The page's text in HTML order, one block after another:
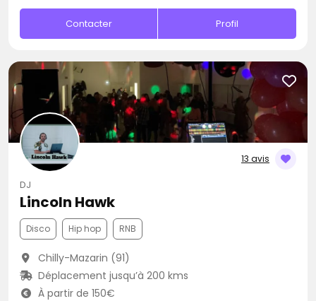
Contacter Profil
13 avis
DJ
Lincoln Hawk
Disco Hip hop RNB
Chilly-Mazarin (91)
Déplacement jusqu’à 200 kms
À partir de 150€